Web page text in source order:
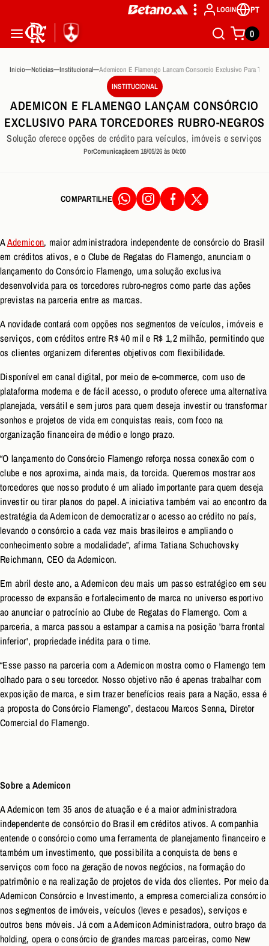
LOGIN PT
0
Inicio Noticias Institucional
INSTITUCIONAL
ADEMICON E FLAMENGO LANÇAM CONSÓRCIO
EXCLUSIVO PARA TORCEDORES RUBRO-NEGROS
Solução oferece opções de crédito para veículos, imóveis e serviços
PorComunicaçãoem 18/05/26 às 04:00
COMPARTILHE
AAdemicon, maior administradora independente de consórcio do Brasil
em créditos ativos, e o Clube de Regatas do Flamengo, anunciam o
lançamento do Consórcio Flamengo, uma solução exclusiva
desenvolvida para os torcedores rubro-negros como parte das ações
previstas na parceria entre as marcas.
A novidade contará com opções nos segmentos de veículos, imóveis e
serviços, com créditos entre R$ 40 mil e R$ 1,2 milhão, permitindo que
os clientes organizem diferentes objetivos com flexibilidade.
Disponível em canal digital, por meio de e-commerce, com uso de
plataforma moderna e de fácil acesso, o produto oferece uma alternativa
planejada, versátil e sem juros para quem deseja investir ou transformar
sonhos e projetos de vida em conquistas reais, com foco na
organização financeira de médio e longo prazo.
“O lançamento do Consórcio Flamengo reforça nossa conexão com o
clube e nos aproxima, ainda mais, da torcida. Queremos mostrar aos
torcedores que nosso produto é um aliado importante para quem deseja
investir ou tirar planos do papel. A iniciativa também vai ao encontro da
estratégia da Ademicon de democratizar o acesso ao crédito no país,
levando o consórcio a cada vez mais brasileiros e ampliando o
conhecimento sobre a modalidade”, afirma Tatiana Schuchovsky
Reichmann, CEO da Ademicon.
Em abril deste ano, a Ademicon deu mais um passo estratégico em seu
processo de expansão e fortalecimento de marca no universo esportivo
ao anunciar o patrocínio ao Clube de Regatas do Flamengo. Com a
parceria, a marca passou a estampar a camisa na posição 'barra frontal
inferior', propriedade inédita para o time.
“Esse passo na parceria com a Ademicon mostra como o Flamengo tem
olhado para o seu torcedor. Nosso objetivo não é apenas trabalhar com
exposição de marca, e sim trazer benefícios reais para a Nação, essa é
a proposta do Consórcio Flamengo”, destacou Marcos Senna, Diretor
Comercial do Flamengo.
Sobre a Ademicon
A Ademicon tem 35 anos de atuação e é a maior administradora
independente de consórcio do Brasil em créditos ativos. A companhia
entende o consórcio como uma ferramenta de planejamento financeiro e
também um investimento, que possibilita a conquista de bens e
serviços com foco na geração de novos negócios, na formação do
patrimônio e na realização de projetos de vida dos clientes. Por meio da
Ademicon Consórcio e Investimento, a empresa comercializa consórcio
nos segmentos de imóveis, veículos (leves e pesados), serviços e
outros bens móveis. Já com a Ademicon Administradora, outro braço da
holding, opera o consórcio de grandes marcas parceiras, como New